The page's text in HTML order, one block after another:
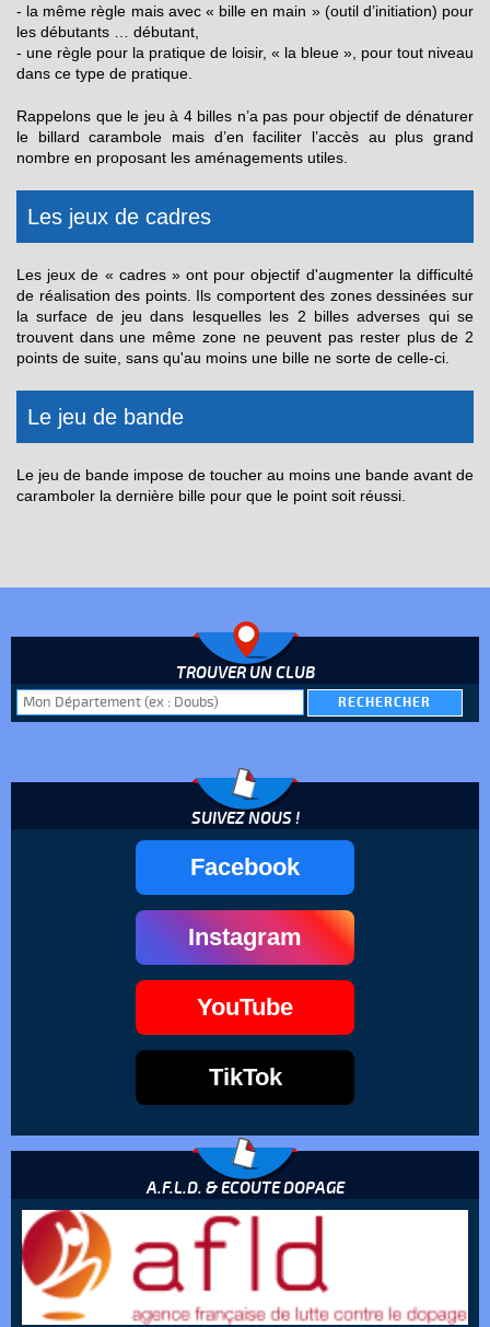
- la même règle mais avec « bille en main » (outil d’initiation) pour
les débutants … débutant,
- une règle pour la pratique de loisir, « la bleue », pour tout niveau
dans ce type de pratique.
Rappelons que le jeu à 4 billes n’a pas pour objectif de dénaturer
le billard carambole mais d’en faciliter l’accès au plus grand
nombre en proposant les aménagements utiles.
Les jeux de cadres
Les jeux de « cadres » ont pour objectif d'augmenter la difficulté
de réalisation des points. Ils comportent des zones dessinées sur
la surface de jeu dans lesquelles les 2 billes adverses qui se
trouvent dans une même zone ne peuvent pas rester plus de 2
points de suite, sans qu'au moins une bille ne sorte de celle-ci.
Le jeu de bande
Le jeu de bande impose de toucher au moins une bande avant de
caramboler la dernière bille pour que le point soit réussi.
TROUVER UN CLUB
SUIVEZ NOUS !
Facebook
Instagram
YouTube
TikTok
A.F.L.D. & ECOUTE DOPAGE